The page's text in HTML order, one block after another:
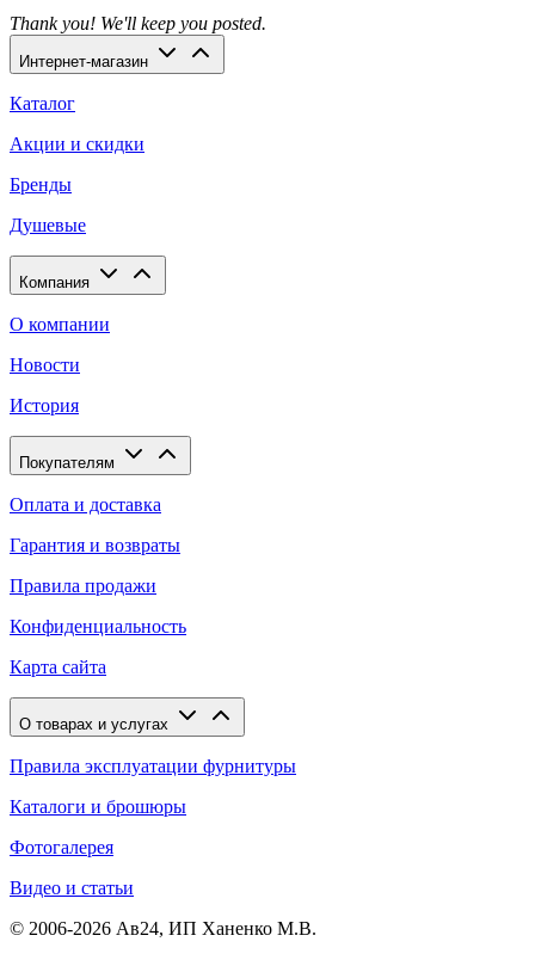
Thank you! We'll keep you posted.
Интернет-магазин
Каталог
Акции и скидки
Бренды
Душевые
Компания
О компании
Новости
История
Покупателям
Оплата и доставка
Гарантия и возвраты
Правила продажи
Конфиденциальность
Карта сайта
О товарах и услугах
Правила эксплуатации фурнитуры
Каталоги и брошюры
Фотогалерея
Видео и статьи
© 2006-2026 Ав24, ИП Ханенко М.В.